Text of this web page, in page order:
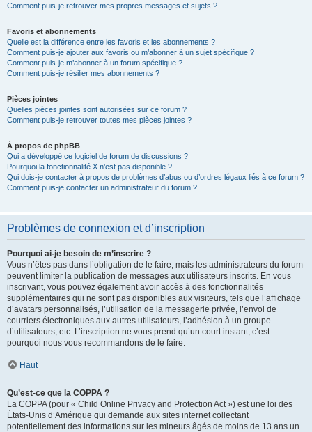
Comment puis-je retrouver mes propres messages et sujets ?
Favoris et abonnements
Quelle est la différence entre les favoris et les abonnements ?
Comment puis-je ajouter aux favoris ou m’abonner à un sujet spécifique ?
Comment puis-je m’abonner à un forum spécifique ?
Comment puis-je résilier mes abonnements ?
Pièces jointes
Quelles pièces jointes sont autorisées sur ce forum ?
Comment puis-je retrouver toutes mes pièces jointes ?
À propos de phpBB
Qui a développé ce logiciel de forum de discussions ?
Pourquoi la fonctionnalité X n’est pas disponible ?
Qui dois-je contacter à propos de problèmes d’abus ou d’ordres légaux liés à ce forum ?
Comment puis-je contacter un administrateur du forum ?
Problèmes de connexion et d’inscription
Pourquoi ai-je besoin de m’inscrire ?
Vous n’êtes pas dans l’obligation de le faire, mais les administrateurs du forum
peuvent limiter la publication de messages aux utilisateurs inscrits. En vous
inscrivant, vous pouvez également avoir accès à des fonctionnalités
supplémentaires qui ne sont pas disponibles aux visiteurs, tels que l’affichage
d’avatars personnalisés, l’utilisation de la messagerie privée, l’envoi de
courriers électroniques aux autres utilisateurs, l’adhésion à un groupe
d’utilisateurs, etc. L’inscription ne vous prend qu’un court instant, c’est
pourquoi nous vous recommandons de le faire.
Haut
Qu’est-ce que la COPPA ?
La COPPA (pour « Child Online Privacy and Protection Act ») est une loi des
États-Unis d’Amérique qui demande aux sites internet collectant
potentiellement des informations sur les mineurs âgés de moins de 13 ans un